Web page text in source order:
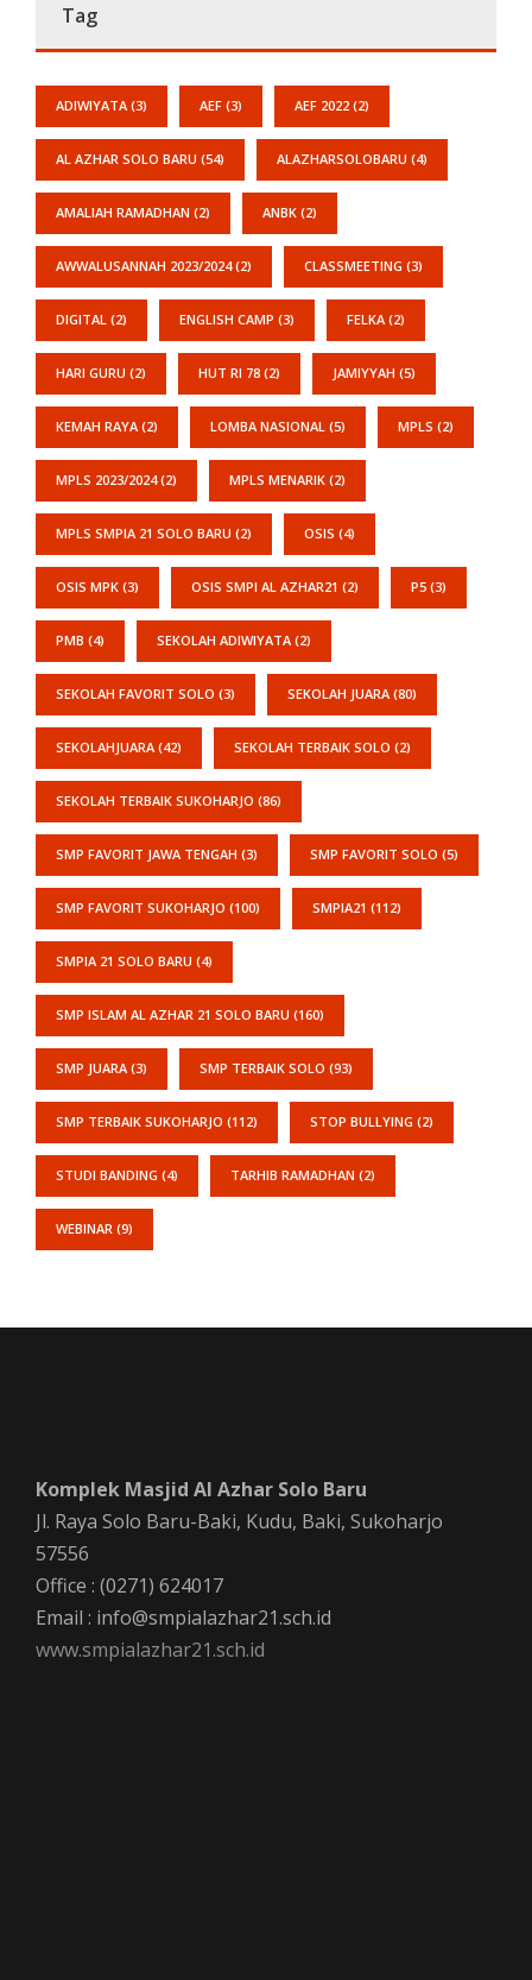
Tag
ADIWIYATA (3) AEF (3) AEF 2022 (2)
AL AZHAR SOLO BARU (54) ALAZHARSOLOBARU (4)
AMALIAH RAMADHAN (2) ANBK (2)
AWWALUSANNAH 2023/2024(2) CLASSMEETING (3)
DIGITAL (2) ENGLISH CAMP (3) FELKA (2)
HARI GURU (2) HUT RI 78 (2) JAMIYYAH (5)
KEMAH RAYA (2) LOMBA NASIONAL (5) MPLS (2)
MPLS 2023/2024(2) MPLS MENARIK (2)
MPLS SMPIA 21 SOLO BARU (2) OSIS (4)
OSIS MPK (3) OSIS SMPI AL AZHAR21 (2) P5 (3)
PMB (4) SEKOLAH ADIWIYATA (2)
SEKOLAH FAVORIT SOLO (3) SEKOLAH JUARA (80)
SEKOLAHJUARA (42) SEKOLAH TERBAIK SOLO (2)
SEKOLAH TERBAIK SUKOHARJO (86)
SMP FAVORIT JAWA TENGAH (3) SMP FAVORIT SOLO (5)
SMP FAVORIT SUKOHARJO (100) SMPIA21 (112)
SMPIA 21 SOLO BARU (4)
SMP ISLAM AL AZHAR 21 SOLO BARU (160)
SMP JUARA (3) SMP TERBAIK SOLO (93)
SMP TERBAIK SUKOHARJO (112) STOP BULLYING (2)
STUDI BANDING (4) TARHIB RAMADHAN (2)
WEBINAR (9)
Komplek Masjid Al Azhar Solo Baru
Jl. Raya Solo Baru-Baki, Kudu, Baki, Sukoharjo
57556
Office : (0271) 624017
Email : info@smpialazhar21.sch.id
www.smpialazhar21.sch.id